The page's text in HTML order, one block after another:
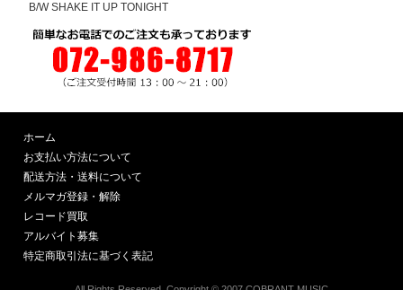
B/W SHAKE IT UP TONIGHT
ホーム
お支払い方法について
配送方法・送料について
メルマガ登録・解除
レコード買取
アルバイト募集
特定商取引法に基づく表記